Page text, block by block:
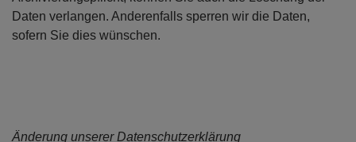
Daten verlangen. Anderenfalls sperren wir die Daten,
sofern Sie dies wünschen.
Änderung unserer Datenschutzerklärung